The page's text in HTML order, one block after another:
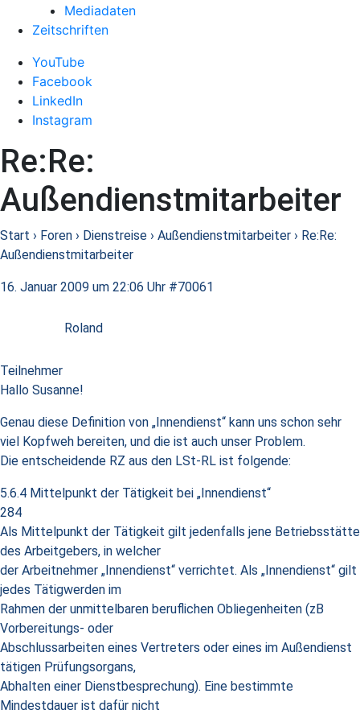
Mediadaten
Zeitschriften
YouTube
Facebook
LinkedIn
Instagram
Re:Re:
Außendienstmitarbeiter
Start › Foren › Dienstreise › Außendienstmitarbeiter › Re:Re:
Außendienstmitarbeiter
16. Januar 2009 um 22:06 Uhr #70061
Roland
Teilnehmer
Hallo Susanne!
Genau diese Definition von „Innendienst“ kann uns schon sehr
viel Kopfweh bereiten, und die ist auch unser Problem.
Die entscheidende RZ aus den LSt-RL ist folgende:
5.6.4 Mittelpunkt der Tätigkeit bei „Innendienst“
284
Als Mittelpunkt der Tätigkeit gilt jedenfalls jene Betriebsstätte
des Arbeitgebers, in welcher
der Arbeitnehmer „Innendienst“ verrichtet. Als „Innendienst“ gilt
jedes Tätigwerden im
Rahmen der unmittelbaren beruflichen Obliegenheiten (zB
Vorbereitungs- oder
Abschlussarbeiten eines Vertreters oder eines im Außendienst
tätigen Prüfungsorgans,
Abhalten einer Dienstbesprechung). Eine bestimmte
Mindestdauer ist dafür nicht